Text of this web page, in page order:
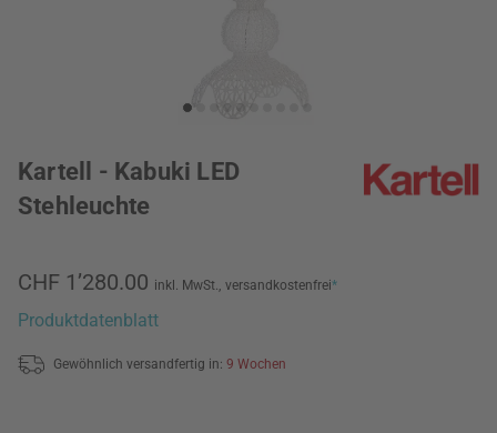
Kartell - Kabuki LED
Stehleuchte
CHF 1’280.00 inkl. MwSt., versandkostenfrei*
Produktdatenblatt
Gewöhnlich versandfertig in: 9 Wochen